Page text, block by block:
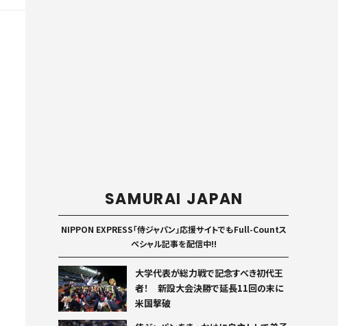
SAMURAI JAPAN
NIPPON EXPRESS「侍ジャパン」応援サイトでもFull-Countス
ペシャル記事を配信中!!
大学代表が総力戦で記念すべき初代王
者！ 新設大会決勝で延長11回の末に
米国撃破